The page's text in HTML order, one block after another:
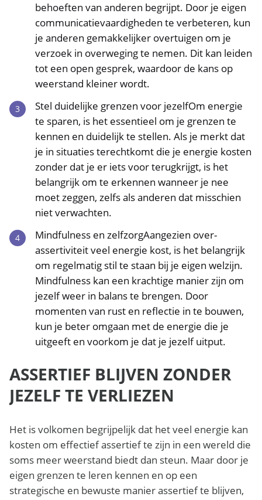
behoeften van anderen begrijpt. Door je eigen
communicatievaardigheden te verbeteren, kun
je anderen gemakkelijker overtuigen om je
verzoek in overweging te nemen. Dit kan leiden
tot een open gesprek, waardoor de kans op
weerstand kleiner wordt.
Stel duidelijke grenzen voor jezelfOm energie
te sparen, is het essentieel om je grenzen te
kennen en duidelijk te stellen. Als je merkt dat
je in situaties terechtkomt die je energie kosten
zonder dat je er iets voor terugkrijgt, is het
belangrijk om te erkennen wanneer je nee
moet zeggen, zelfs als anderen dat misschien
niet verwachten.
Mindfulness en zelfzorgAangezien over-
assertiviteit veel energie kost, is het belangrijk
om regelmatig stil te staan bij je eigen welzijn.
Mindfulness kan een krachtige manier zijn om
jezelf weer in balans te brengen. Door
momenten van rust en reflectie in te bouwen,
kun je beter omgaan met de energie die je
uitgeeft en voorkom je dat je jezelf uitput.
ASSERTIEF BLIJVEN ZONDER
JEZELF TE VERLIEZEN
Het is volkomen begrijpelijk dat het veel energie kan
kosten om effectief assertief te zijn in een wereld die
soms meer weerstand biedt dan steun. Maar door je
eigen grenzen te leren kennen en op een
strategische en bewuste manier assertief te blijven,